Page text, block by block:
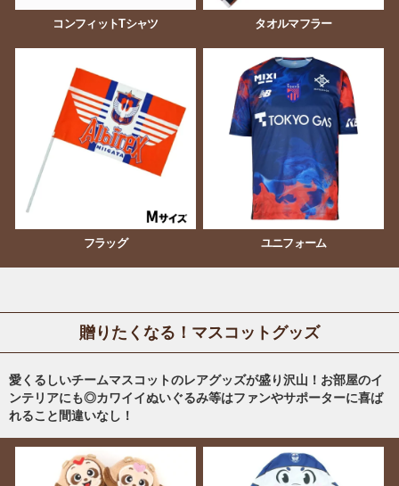
コンフィットTシャツ タオルマフラー
フラッグ ユニフォーム
贈りたくなる！マスコットグッズ
愛くるしいチームマスコットのレアグッズが盛り沢山！お部屋のイ
ンテリアにも◎カワイイぬいぐるみ等はファンやサポーターに喜ば
れること間違いなし！